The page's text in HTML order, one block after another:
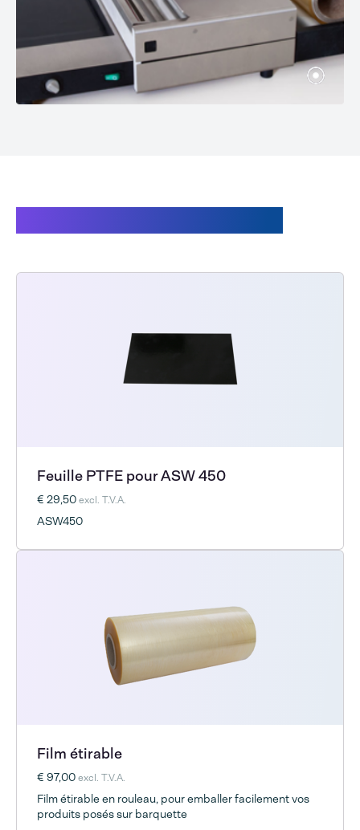
Feuille PTFE pour ASW 450
€ 29,50excl. T.V.A.
ASW450
Film étirable
€ 97,00excl. T.V.A.
Film étirable en rouleau, pour emballer facilement vos
produits posés sur barquette